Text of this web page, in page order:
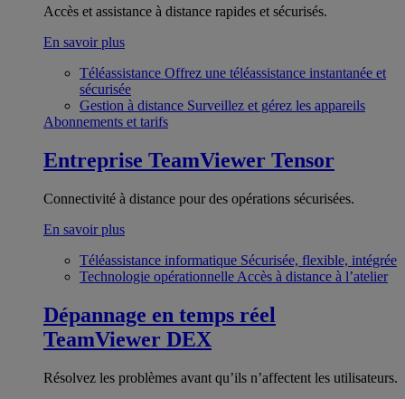
Accès et assistance à distance rapides et sécurisés.
En savoir plus
Téléassistance Offrez une téléassistance instantanée et
sécurisée
Gestion à distance Surveillez et gérez les appareils
Abonnements et tarifs
Entreprise TeamViewer Tensor
Connectivité à distance pour des opérations sécurisées.
En savoir plus
Téléassistance informatique Sécurisée, flexible, intégrée
Technologie opérationnelle Accès à distance à l’atelier
Dépannage en temps réel
TeamViewer DEX
Résolvez les problèmes avant qu’ils n’affectent les utilisateurs.